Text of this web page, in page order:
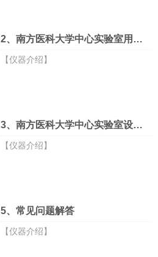
2、南方医科大学中心实验室用户缴费指引
【仪器介绍】
3、南方医科大学中心实验室设备使用处罚管理规定
【仪器介绍】
5、常见问题解答
【仪器介绍】